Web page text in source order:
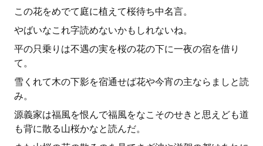
この花をめでて庭に植えて桜待ち中名言。
やばいなこれ字読めないかもしれないね。
平の只乗りは不遇の実を桜の花の下に一夜の宿を借り
て。
雪くれて木の下影を宿通せば花や今宵の主ならましと読
み。
源義家は福風を恨んで福風をなこそのせきと思えども道
も背に散る山桜かなと読んだ。